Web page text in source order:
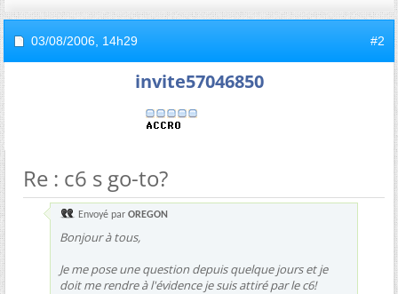
03/08/2006, 14h29 #2
invite57046850
Re : c6 s go-to?
Envoyé par OREGON
Bonjour à tous,
Je me pose une question depuis quelque jours et je
doit me rendre à l'évidence je suis attiré par le c6!